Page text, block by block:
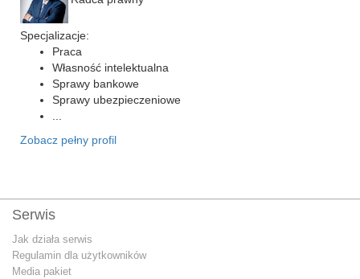
Specjalizacje:
Praca
Własność intelektualna
Sprawy bankowe
Sprawy ubezpieczeniowe
Zobacz pełny profil
Serwis
Jak działa serwis
Regulamin dla użytkowników
Media pakiet